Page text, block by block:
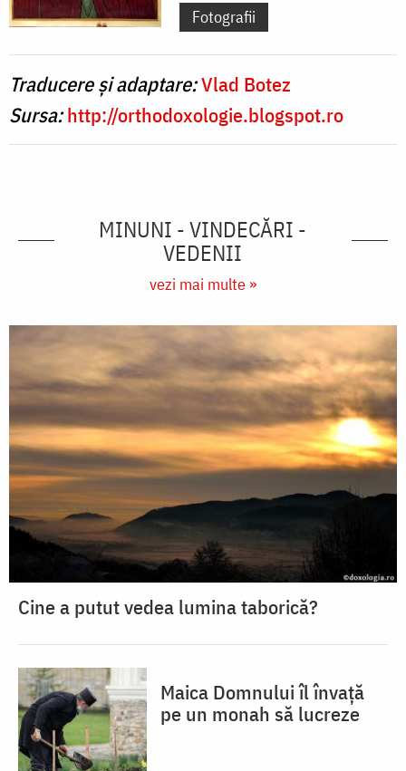
Fotografii
Traducere și adaptare:Vlad Botez
Sursa:http://orthodoxologie.blogspot.ro
MINUNI - VINDECĂRI -
VEDENII
vezi mai multe »
Cine a putut vedea lumina taborică?
Maica Domnului îl învață
pe un monah să lucreze